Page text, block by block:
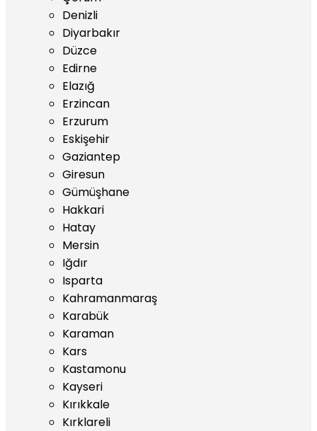
Denizli
Diyarbakır
Düzce
Edirne
Elazığ
Erzincan
Erzurum
Eskişehir
Gaziantep
Giresun
Gümüşhane
Hakkari
Hatay
Mersin
Iğdır
Isparta
Kahramanmaraş
Karabük
Karaman
Kars
Kastamonu
Kayseri
Kırıkkale
Kırklareli